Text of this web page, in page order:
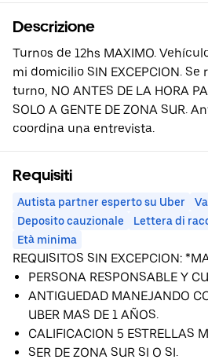
Descrizione
Turnos de 12hs MAXIMO.
mi domicilio SIN EXCEPCION.
turno, NO ANTES DE LA HORA
SOLO A GENTE DE ZONA SUR.
coordina una entrevista.
Requisiti
Autista partner esperto su Uber
Deposito cauzionale
Lettera di
Età minima
REQUISITOS SIN EXCEPCION:
PERSONA RESPONSABLE Y
ANTIGUEDAD MANEJANDO
UBER MAS DE 1 AÑOS.
CALIFICACION 5 ESTRELLAS
SER DE ZONA SUR SI O SI.